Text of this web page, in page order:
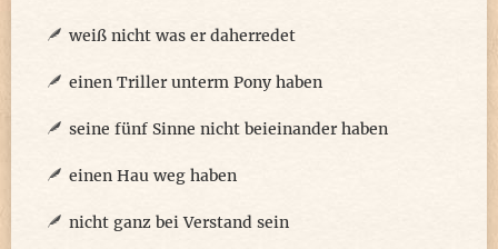
weiß nicht was er daherredet
einen Triller unterm Pony haben
seine fünf Sinne nicht beieinander haben
einen Hau weg haben
nicht ganz bei Verstand sein